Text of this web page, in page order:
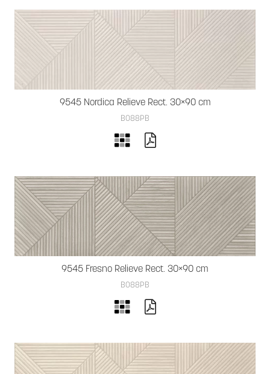
9545 Nordica Relieve Rect. 30×90 cm
B088PB
9545 Fresno Relieve Rect. 30×90 cm
B088PB